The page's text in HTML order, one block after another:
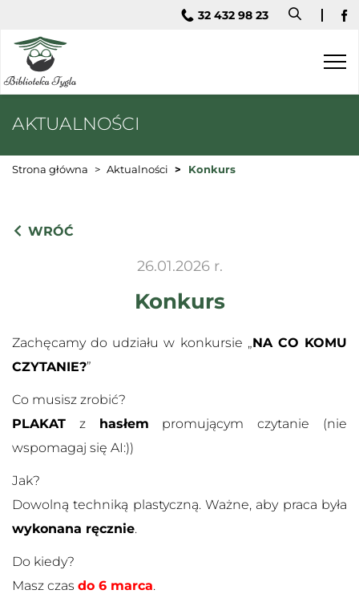
32 432 98 23
AKTUALNOŚCI
Strona główna Aktualności Konkurs
WRÓĆ
26.01.2026 r.
Konkurs
Zachęcamy do udziału w konkursie „NA CO KOMU
CZYTANIE?”
Co musisz zrobić?
PLAKAT z hasłem promującym czytanie (nie
wspomagaj się AI:))
Jak?
Dowolną techniką plastyczną. Ważne, aby praca była
wykonana ręcznie.
Do kiedy?
Masz czas do 6 marca.